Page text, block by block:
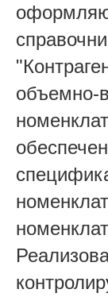
объемно-